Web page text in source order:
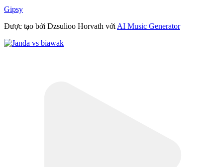
Gipsy
Được tạo bởi Dzsulioo Horvath với AI Music Generator